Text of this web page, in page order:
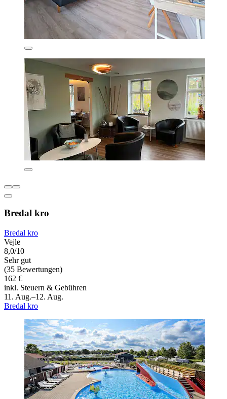
Bredal kro
Bredal kro
Vejle
8,0/10
Sehr gut
(35 Bewertungen)
162 €
inkl. Steuern & Gebühren
11. Aug.–12. Aug.
Bredal kro